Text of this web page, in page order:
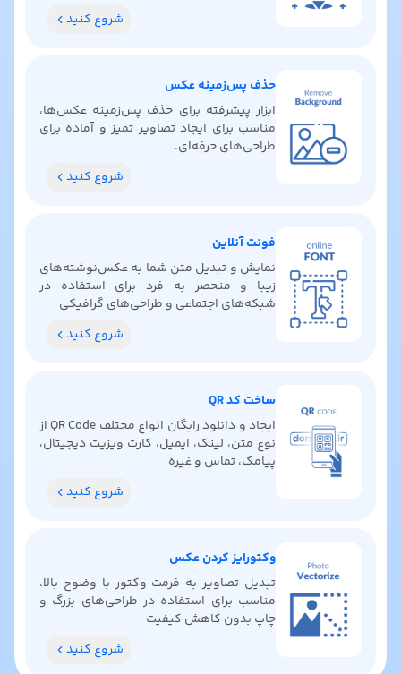
شروع کنید
حذف پس‌زمینه عکس
ابزار پیشرفته برای حذف پس‌زمینه عکس‌ها،
مناسب برای ایجاد تصاویر تمیز و آماده برای
طراحی‌های حرفه‌ای.
شروع کنید
فونت آنلاین
نمایش و تبدیل متن شما به عکس‌نوشته‌های
زیبا و منحصر به فرد برای استفاده در
شبکه‌های اجتماعی و طراحی‌های گرافیکی
شروع کنید
ساخت کد QR
ایجاد و دانلود رایگان انواع مختلف QR Code از
نوع متن، لینک، ایمیل، کارت ویزیت دیجیتال،
پیامک، تماس و غیره
شروع کنید
وکتورایز کردن عکس
تبدیل تصاویر به فرمت وکتور با وضوح بالا،
مناسب برای استفاده در طراحی‌های بزرگ و
چاپ بدون کاهش کیفیت
شروع کنید